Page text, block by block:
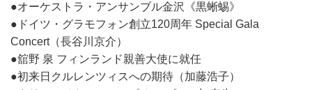
●オーケストラ・アンサンブル金沢《黒蜥蜴》
●ドイツ・グラモフォン創立120周年 Special Gala
Concert（長谷川京介）
●舘野 泉 フィンランド親善大使に就任
●初来日クルレンツィスへの期待（加藤浩子）